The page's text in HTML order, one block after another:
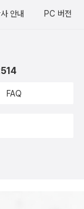
이 넘는 배낭을
가서 그런 고생을
마라톤을 직접 뛰
수 있게 하는 여러
눈에 들어올지가
안내 PC 버전
FAQ